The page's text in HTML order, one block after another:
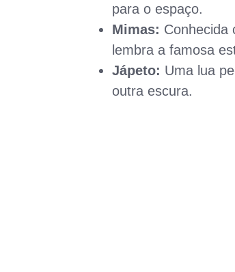
para o espaço.
Mimas: Conhecida
lembra a famosa
Jápeto: Uma lua
outra escura.